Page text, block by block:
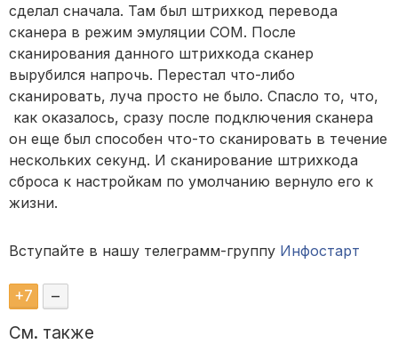
сделал сначала. Там был штрихкод перевода
сканера в режим эмуляции COM. После
сканирования данного штрихкода сканер
вырубился напрочь. Перестал что-либо
сканировать, луча просто не было. Спасло то, что,
как оказалось, сразу после подключения сканера
он еще был способен что-то сканировать в течение
нескольких секунд. И сканирование штрихкода
сброса к настройкам по умолчанию вернуло его к
жизни.
Вступайте в нашу телеграмм-группу Инфостарт
+7 –
См. также